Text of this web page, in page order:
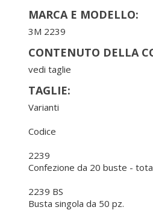
MARCA E MODELLO:
3M 2239
CONTENUTO DELLA
vedi taglie
TAGLIE:
Varianti
Codice
2239
Confezione da 20 buste -
2239 BS
Busta singola da 50 pz.